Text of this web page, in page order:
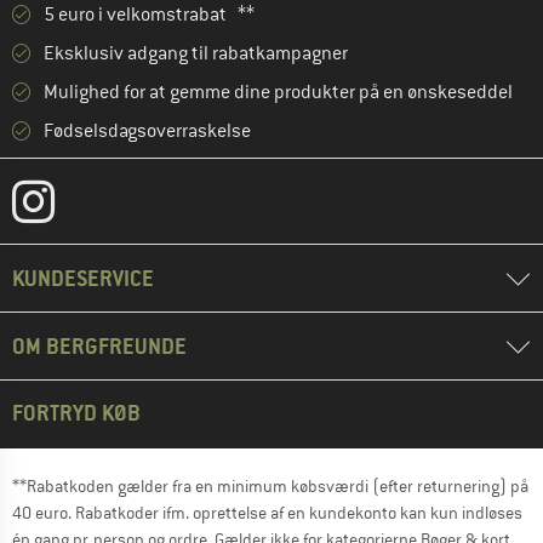
5 euro i velkomstrabat **
Eksklusiv adgang til rabatkampagner
Mulighed for at gemme dine produkter på en ønskeseddel
Fødselsdagsoverraskelse
KUNDESERVICE
OM BERGFREUNDE
FORTRYD KØB
**Rabatkoden gælder fra en minimum købsværdi (efter returnering) på
40 euro. Rabatkoder ifm. oprettelse af en kundekonto kan kun indløses